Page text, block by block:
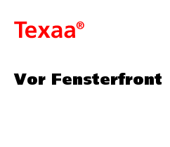
Vor Fensterfront